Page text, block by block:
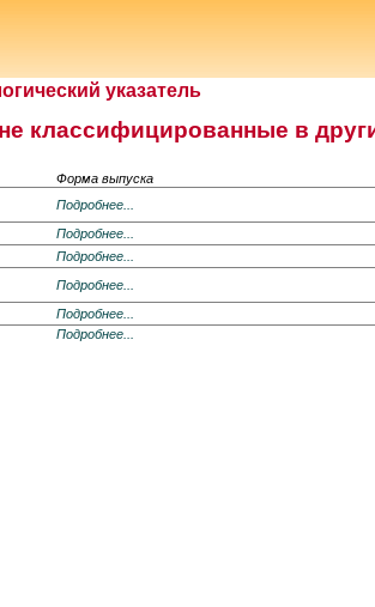
указатель
классифицированные в
Форма выпуска
Подробнее...
Подробнее...
Подробнее...
Подробнее...
Подробнее...
Подробнее...